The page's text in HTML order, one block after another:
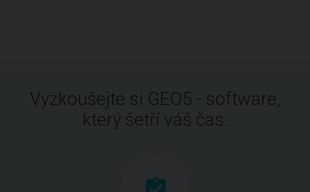
Vyzkoušejte si GEO5 - software,
který šetří váš čas.